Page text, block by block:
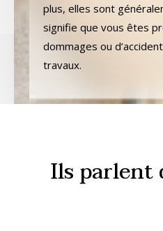
plus, elles sont
signifie que vous êtes
dommages ou
travaux.
Ils parlent